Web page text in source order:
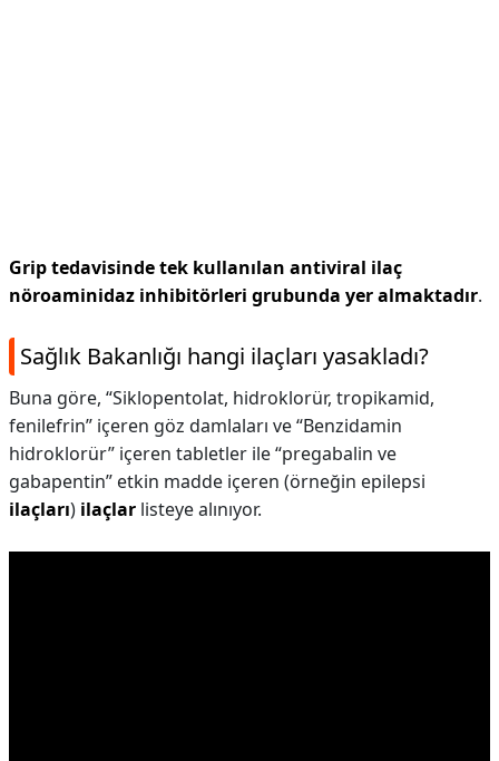
Grip tedavisinde tek kullanılan antiviral ilaç
nöroaminidaz inhibitörleri grubunda yer almaktadır.
Sağlık Bakanlığı hangi ilaçları yasakladı?
Buna göre, “Siklopentolat, hidroklorür, tropikamid,
fenilefrin” içeren göz damlaları ve “Benzidamin
hidroklorür” içeren tabletler ile “pregabalin ve
gabapentin” etkin madde içeren (örneğin epilepsi
ilaçları) ilaçlar listeye alınıyor.